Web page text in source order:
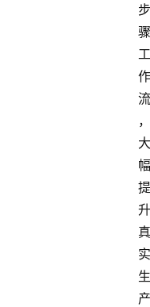
步
骤
工
作
流
，
大
幅
提
升
真
实
生
产